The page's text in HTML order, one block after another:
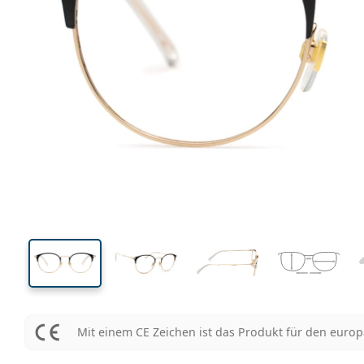
Brillenbreite
43 mm
Glashöhe Glasbreite
Glasbreite
Mit einem CE Zeichen ist das Produkt für den